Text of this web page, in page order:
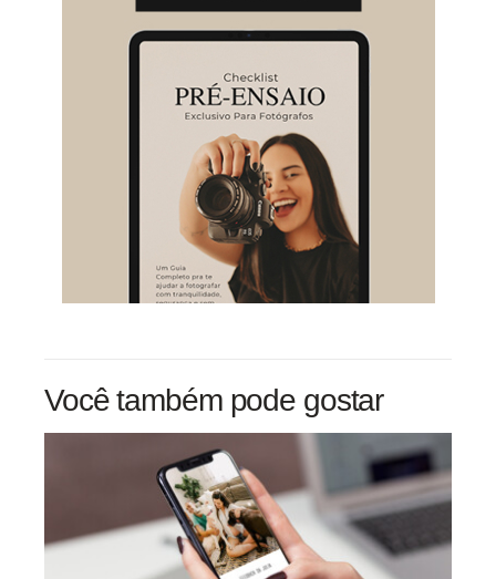
Você também pode gostar